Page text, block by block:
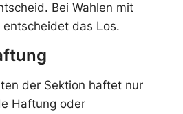
Bei Wahlen mit
das Los.
der Sektion haftet nur
Haftung oder